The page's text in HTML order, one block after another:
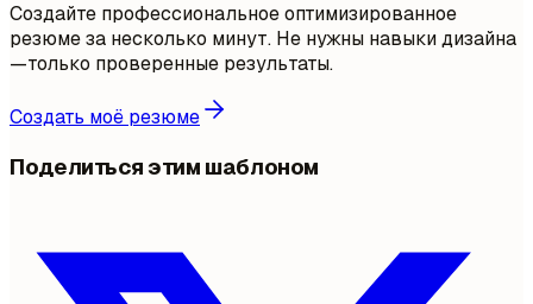
Создайте профессиональное оптимизированное
резюме за несколько минут. Не нужны навыки дизайна
—только проверенные результаты.
Создать моё резюме
Поделиться этим шаблоном